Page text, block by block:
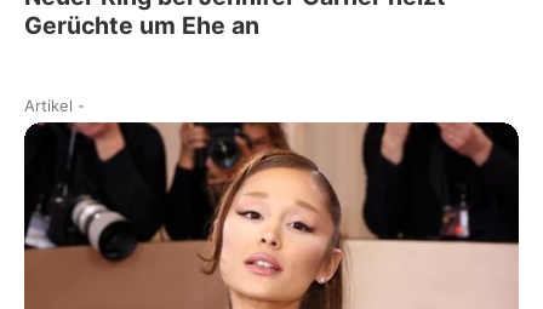
Gerüchte um Ehe an
Artikel -